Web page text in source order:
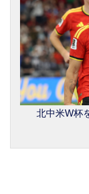
北中米W杯